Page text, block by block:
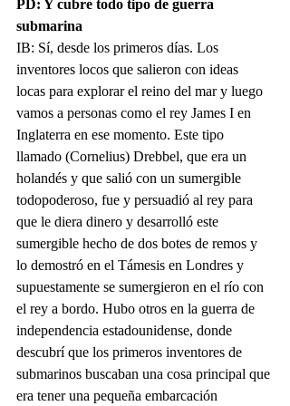
PD: Y cubre todo tipo de guerra
submarina
IB: Sí, desde los primeros días. Los
inventores locos que salieron con ideas
locas para explorar el reino del mar y luego
vamos a personas como el rey James I en
Inglaterra en ese momento. Este tipo
llamado (Cornelius) Drebbel, que era un
holandés y que salió con un sumergible
todopoderoso, fue y persuadió al rey para
que le diera dinero y desarrolló este
sumergible hecho de dos botes de remos y
lo demostró en el Támesis en Londres y
supuestamente se sumergieron en el río con
el rey a bordo. Hubo otros en la guerra de
independencia estadounidense, donde
descubrí que los primeros inventores de
submarinos buscaban una cosa principal que
era tener una pequeña embarcación